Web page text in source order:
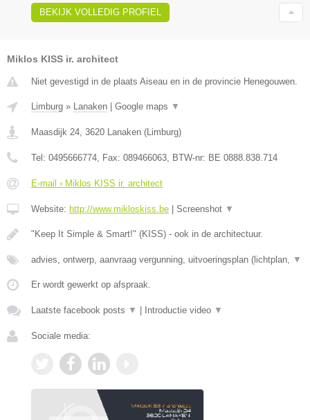
BEKIJK VOLLEDIG PROFIEL
Miklos KISS ir. architect
Niet gevestigd in de plaats Aiseau en in de provincie Henegouwen.
Limburg » Lanaken | Google maps ▼
Maasdijk 24 3620 Lanaken (Limburg)
Tel: 0495666774 , Fax: 089466063 , BTW-nr: BE 0888.838.714
E-mail › Miklos KISS ir. architect
Website: http://www.mikloskiss.be | Screenshot ▼
"Keep It Simple & Smart!" (KISS) - ook in de architectuur.
advies, ontwerp, aanvraag vergunning, uitvoeringsplan (lichtplan, ▼
Er wordt gewerkt op afspraak.
Laatste facebook posts ▼ | Introductie video ▼
Sociale media: